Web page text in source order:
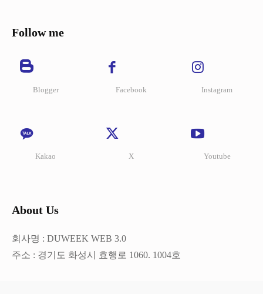
Follow me
Blogger Facebook Instagram
Kakao X Youtube
About Us
회사명 : DUWEEK WEB 3.0
주소 : 경기도 화성시 효행로 1060. 1004호